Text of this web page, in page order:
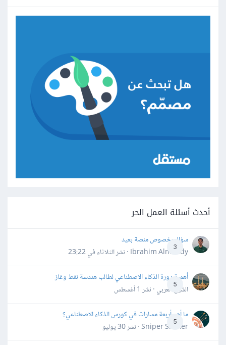
أحدث أسئلة العمل الحر
3
سؤال بخصوص منصة بعيد
Ibrahim Almahdy · نشر
الثلاثاء في 23:22
5
أهمية دورة الذكاء الاصطناعي لطالب هندسة نفط وغاز
الشيخ العربي · نشر 1 أغسطس
5
ما أهم أربعة مسارات في كورس الذكاء الاصطناعي؟
Sniper Shaker · نشر
30 يوليو